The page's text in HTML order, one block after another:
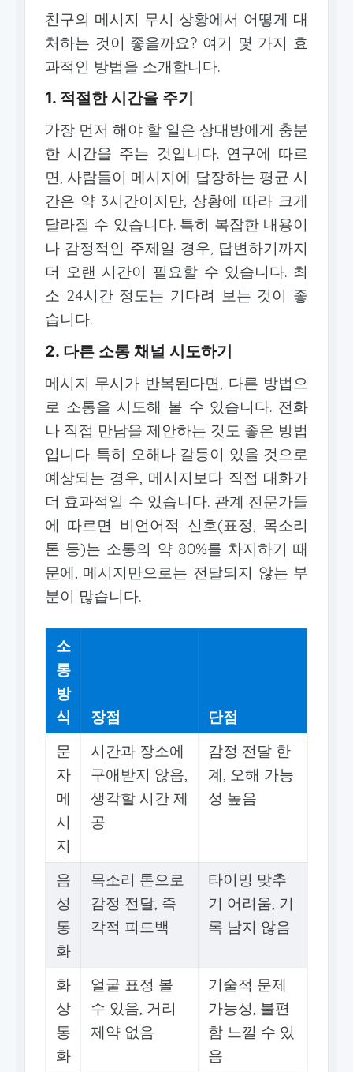
친구의 메시지 무시 상황에서 어떻게 대
처하는 것이 좋을까요? 여기 몇 가지 효
과적인 방법을 소개합니다.
1. 적절한 시간을 주기
가장 먼저 해야 할 일은 상대방에게 충분
한 시간을 주는 것입니다. 연구에 따르
면, 사람들이 메시지에 답장하는 평균 시
간은 약 3시간이지만, 상황에 따라 크게
달라질 수 있습니다. 특히 복잡한 내용이
나 감정적인 주제일 경우, 답변하기까지
더 오랜 시간이 필요할 수 있습니다. 최
소 24시간 정도는 기다려 보는 것이 좋
습니다.
2. 다른 소통 채널 시도하기
메시지 무시가 반복된다면, 다른 방법으
로 소통을 시도해 볼 수 있습니다. 전화
나 직접 만남을 제안하는 것도 좋은 방법
입니다. 특히 오해나 갈등이 있을 것으로
예상되는 경우, 메시지보다 직접 대화가
더 효과적일 수 있습니다. 관계 전문가들
에 따르면 비언어적 신호(표정, 목소리
톤 등)는 소통의 약 80%를 차지하기 때
문에, 메시지만으로는 전달되지 않는 부
분이 많습니다.
소
통
방
식
장점
단점
문
자
메
시
지
시간과 장소에
구애받지 않음,
생각할 시간 제
공
감정 전달 한
계, 오해 가능
성 높음
음
성
통
화
목소리 톤으로
감정 전달, 즉
각적 피드백
타이밍 맞추
기 어려움, 기
록 남지 않음
화
상
통
화
얼굴 표정 볼
수 있음, 거리
제약 없음
기술적 문제
가능성, 불편
함 느낄 수 있
음